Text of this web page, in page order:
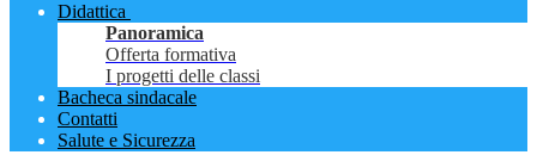
Didattica
Panoramica
Offerta formativa
I progetti delle classi
Bacheca sindacale
Contatti
Salute e Sicurezza